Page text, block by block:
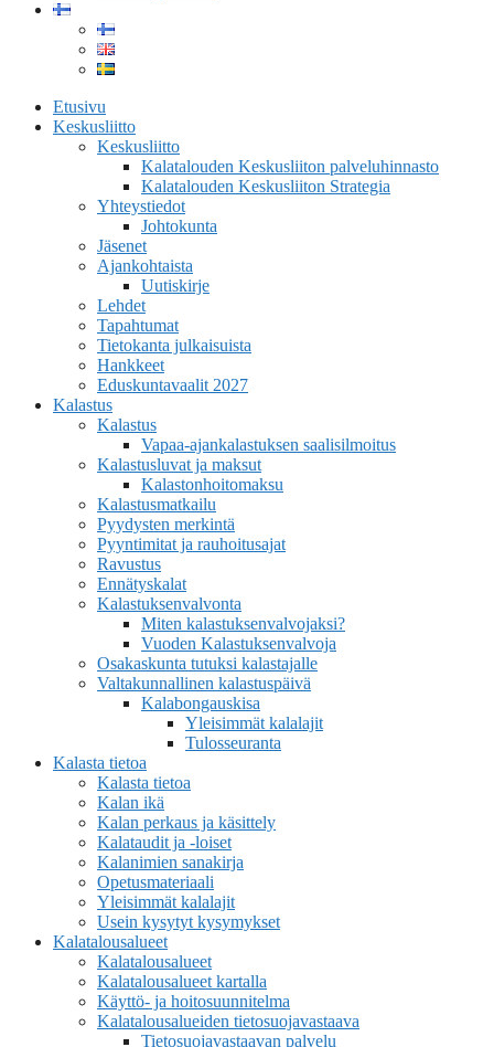
Etusivu
Keskusliitto
Keskusliitto
Kalatalouden Keskusliiton palveluhinnasto
Kalatalouden Keskusliiton Strategia
Yhteystiedot
Johtokunta
Jäsenet
Ajankohtaista
Uutiskirje
Lehdet
Tapahtumat
Tietokanta julkaisuista
Hankkeet
Eduskuntavaalit 2027
Kalastus
Kalastus
Vapaa-ajankalastuksen saalisilmoitus
Kalastusluvat ja maksut
Kalastonhoitomaksu
Kalastusmatkailu
Pyydysten merkintä
Pyyntimitat ja rauhoitusajat
Ravustus
Ennätyskalat
Kalastuksenvalvonta
Miten kalastuksenvalvojaksi?
Vuoden Kalastuksenvalvoja
Osakaskunta tutuksi kalastajalle
Valtakunnallinen kalastuspäivä
Kalabongauskisa
Yleisimmät kalalajit
Tulosseuranta
Kalasta tietoa
Kalasta tietoa
Kalan ikä
Kalan perkaus ja käsittely
Kalataudit ja -loiset
Kalanimien sanakirja
Opetusmateriaali
Yleisimmät kalalajit
Usein kysytyt kysymykset
Kalatalousalueet
Kalatalousalueet
Kalatalousalueet kartalla
Käyttö- ja hoitosuunnitelma
Kalatalousalueiden tietosuojavastaava
Tietosuojavastaavan palvelu